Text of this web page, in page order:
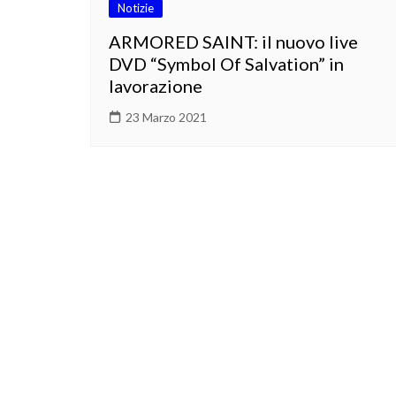
Notizie
ARMORED SAINT: il nuovo live
DVD “Symbol Of Salvation” in
lavorazione
23 Marzo 2021